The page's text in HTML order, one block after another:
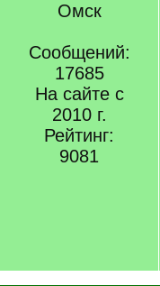
Омск
Сообщений:
17685
На сайте с
2010 г.
Рейтинг:
9081